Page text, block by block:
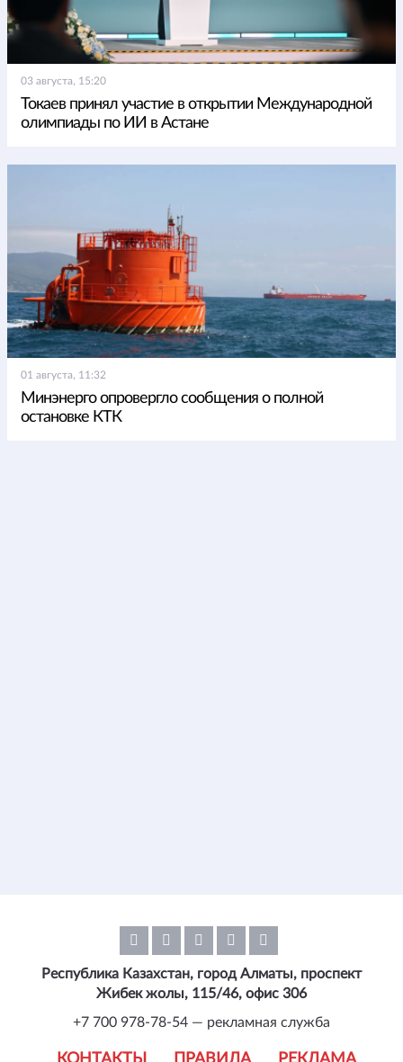
03 августа, 15:20
Токаев принял участие в открытии Международной
олимпиады по ИИ в Астане
01 августа, 11:32
Минэнерго опровергло сообщения о полной
остановке КТК
Республика Казахстан, город Алматы, проспект
Жибек жолы, 115/46, офис 306
+7 700 978-78-54 — рекламная служба